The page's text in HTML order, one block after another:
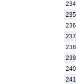
234
235
236
237
238
239
240
241